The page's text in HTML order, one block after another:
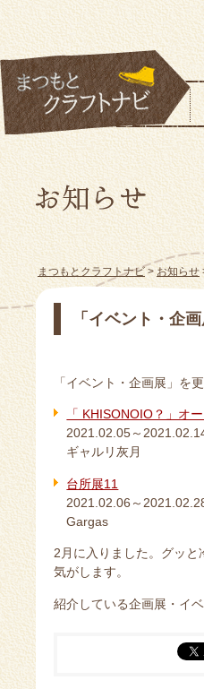
まつもとクラフトナビ>お知らせ
「イベント・企
「イベント・企画展」を
「 KHISONOIO？」オ
2021.02.05～
ギャルリ灰月
台所展11
2021.02.06～
Gargas
2月に入りました。グッ
気がします。
紹介している企画展・イ